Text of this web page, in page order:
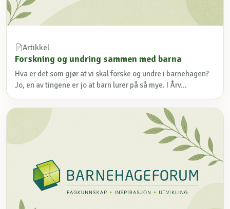
Artikkel
Forskning og undring sammen med barna
Hva er det som gjør at vi skal forske og undre i barnehagen?
Jo, en av tingene er jo at barn lurer på så mye. I Årv...